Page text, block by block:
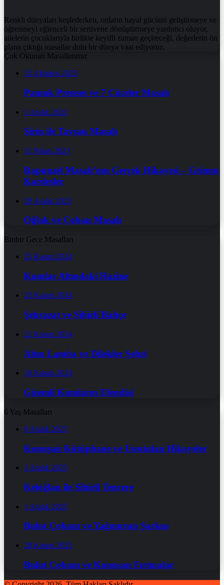
Renkli dünyaları keşfederken, onların hayal gücünü geliştirmeye ve
öğrenmeyi eğlenceli bir serüvene dönüştürmeye yardımcı oluyor,
ailelerin çocuklarıyla birlikte keyifli zaman geçireceği, değerlerin ön
plana çıktığı masallar dolu bir dünya vaat ediyoruz.
Çok Okunan Masallarımız
15 Ağustos 2023
Pamuk Prenses ve 7 Cüceler Masalı
1 Aralık 2023
Şirin ile Tavşan Masalı
11 Nisan 2023
Rapunzel Masalı’nın Gerçek Hikayesi – Grimm
Kardeşler
29 Aralık 2023
Oğlak ve Çoban Masalı
Binbir Gece Masalları
25 Kasım 2024
Kumlar Altındaki Hazine
23 Kasım 2024
Şehrazat ve Sihirli Bahçe
21 Kasım 2024
Altın Lamba ve Dilekler Şehri
18 Kasım 2024
Gizemli Kumların Efendisi
6 Yaş Masalları
6 Aralık 2025
Konuşan Kütüphane ve Unutulan Hikayeler
2 Aralık 2025
Keloğlan ile Sihirli Tencere
1 Aralık 2025
Bulut Çobanı ve Yağmurun Şarkısı
28 Kasım 2025
Bulut Çobanı ve Konuşan Fırtınalar